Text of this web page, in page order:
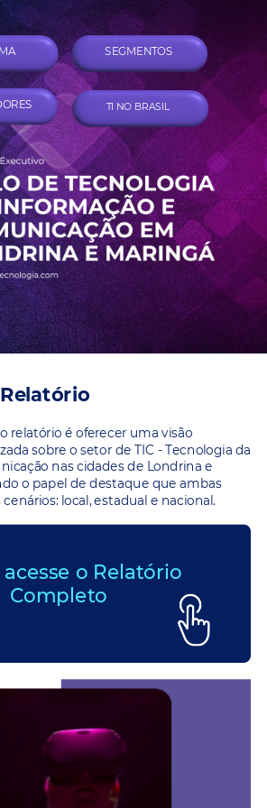
SEGMENTOS
TI NO BRASIL
relatório é oferecer uma visão
sobre o setor de TIC - Tecnologia da
nas cidades de Londrina e
o papel de destaque que ambas
local, estadual e nacional.
o Relatório
Completo